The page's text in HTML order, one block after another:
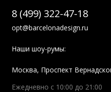
8 (499) 322-47-18
opt@barcelonadesign.ru
Наши шоу-румы:
Москва, Проспект
Ежедневно с 10:00 до 21:00